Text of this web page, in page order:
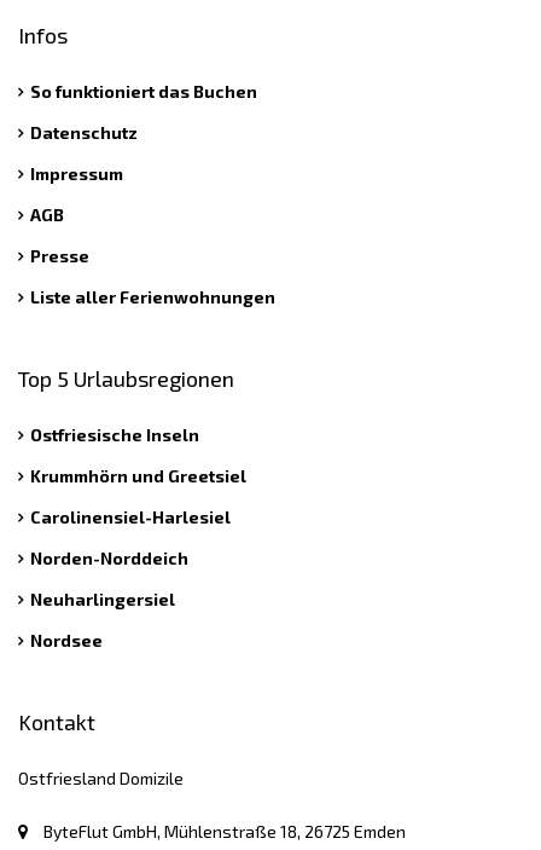
Infos
So funktioniert das Buchen
Datenschutz
Impressum
AGB
Presse
Liste aller Ferienwohnungen
Top 5 Urlaubsregionen
Ostfriesische Inseln
Krummhörn und Greetsiel
Carolinensiel-Harlesiel
Norden-Norddeich
Neuharlingersiel
Nordsee
Kontakt
Ostfriesland Domizile
ByteFlut GmbH, Mühlenstraße 18, 26725 Emden